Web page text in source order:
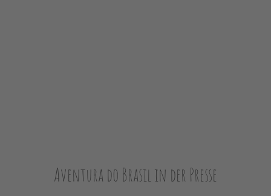
Aventura do Brasil in der Presse